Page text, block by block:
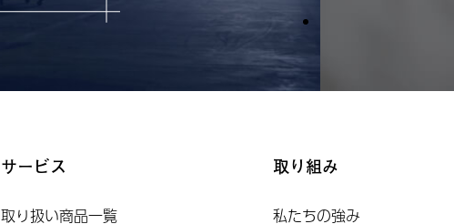
サービス
取り扱い商品一覧
取り組み
私たちの強み